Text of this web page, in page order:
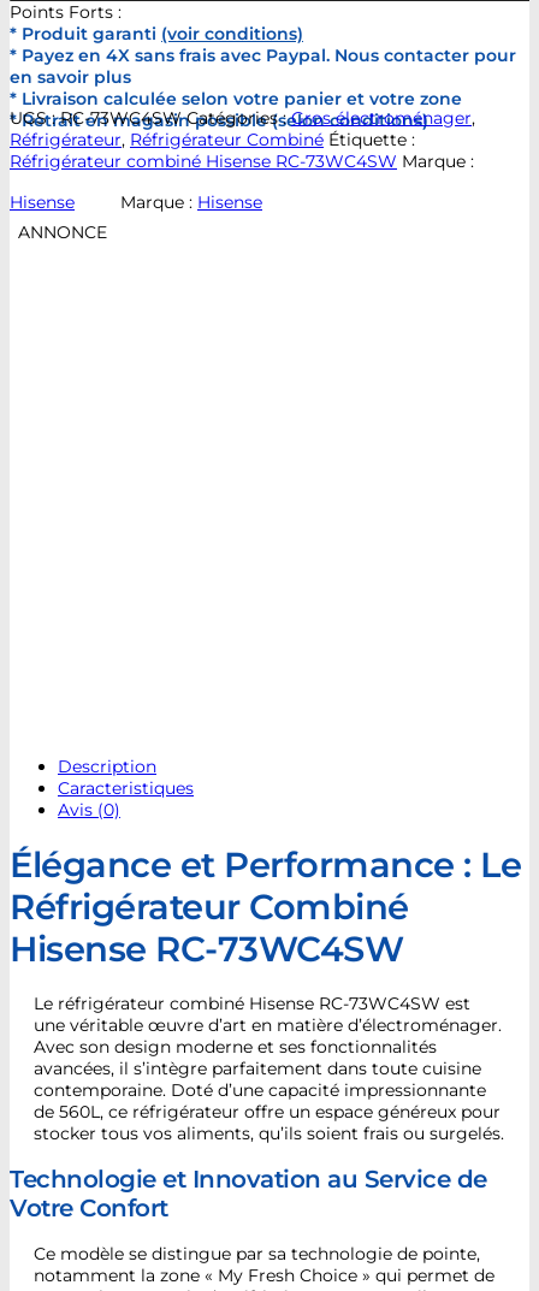
Points Forts :
* Produit garanti (voir conditions)
* Payez en 4X sans frais avec Paypal. Nous contacter pour
en savoir plus
* Livraison calculée selon votre panier et votre zone
* Retrait en magasin possible (selon conditions)
UGS :RC-73WC4SW Catégories :Gros électroménager,
Réfrigérateur, Réfrigérateur Combiné Étiquette :
Réfrigérateur combiné Hisense RC-73WC4SW Marque :
Hisense
Marque : Hisense
ANNONCE
Description
Caracteristiques
Avis (0)
Élégance et Performance : Le
Réfrigérateur Combiné
Hisense RC-73WC4SW
Le réfrigérateur combiné Hisense RC-73WC4SW est
une véritable œuvre d’art en matière d’électroménager.
Avec son design moderne et ses fonctionnalités
avancées, il s’intègre parfaitement dans toute cuisine
contemporaine. Doté d’une capacité impressionnante
de 560L, ce réfrigérateur offre un espace généreux pour
stocker tous vos aliments, qu’ils soient frais ou surgelés.
Technologie et Innovation au Service de
Votre Confort
Ce modèle se distingue par sa technologie de pointe,
notamment la zone « My Fresh Choice » qui permet de